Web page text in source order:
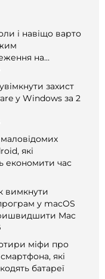
і навіщо варто
на
захист
у Windows за 2
які
економити час
вимкнути
у macOS
Mac
міфи про
які
батареї